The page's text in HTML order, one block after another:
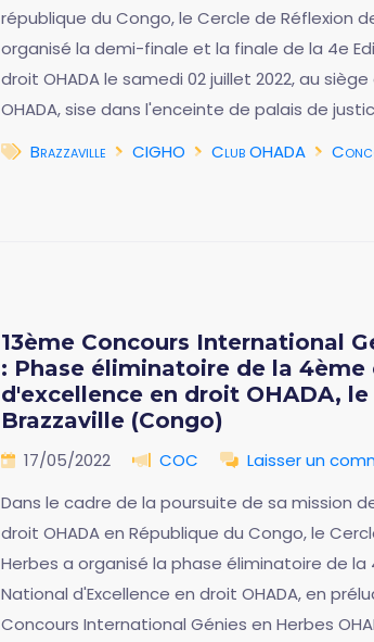
république du Congo, le Cercle de Réflexion
organisé la demi-finale et la finale de la 4e
droit OHADA le samedi 02 juillet 2022, au
OHADA, sise dans l'enceinte de palais de
Brazzaville
CIGHO Club OHADA
13ème Concours International
: Phase éliminatoire de la
d'excellence en droit OHADA, le
Brazzaville (Congo)
17/05/2022 COC Laisser un
Dans le cadre de la poursuite de sa mission
droit OHADA en République du Congo, le
Herbes a organisé la phase éliminatoire de
National d'Excellence en droit OHADA, en
Concours International Génies en Herbes